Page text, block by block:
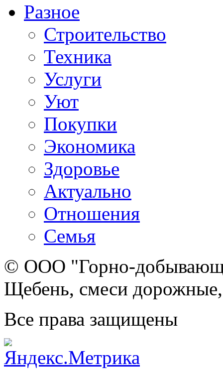
Разное
Строительство
Техника
Услуги
Уют
Покупки
Экономика
Здоровье
Актуально
Отношения
Семья
© ООО "Горно-
Щебень, смеси
Все права защищены